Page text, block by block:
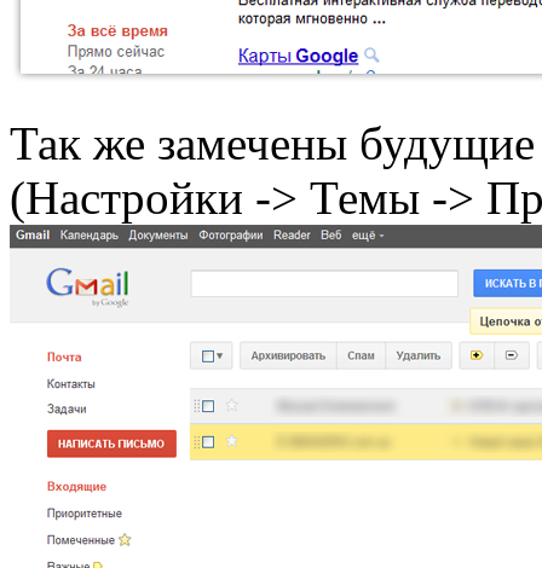
Так же замечены
(Настройки -> Темы ->